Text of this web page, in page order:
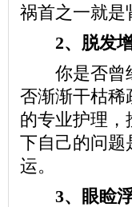
祸首之一就是
2、脱发
你是否曾经
否渐渐干枯稀
的专业护理
下自己的问题
运。
3、眼睑